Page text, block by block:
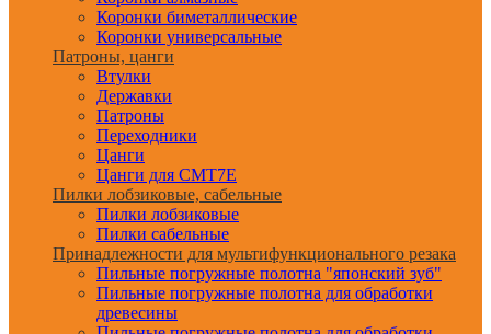
Коронки биметаллические
Коронки универсальные
Патроны, цанги
Втулки
Державки
Патроны
Переходники
Цанги
Цанги для CMT7E
Пилки лобзиковые, сабельные
Пилки лобзиковые
Пилки сабельные
Принадлежности для мультифункционального резака
Пильные погружные полотна "японский зуб"
Пильные погружные полотна для обработки
древесины